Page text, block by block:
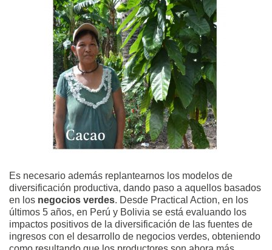
Es necesario además replantearnos los modelos de
diversificación productiva, dando paso a aquellos basados
en los negocios verdes. Desde Practical Action, en los
últimos 5 años, en Perú y Bolivia se está evaluando los
impactos positivos de la diversificación de las fuentes de
ingresos con el desarrollo de negocios verdes, obteniendo